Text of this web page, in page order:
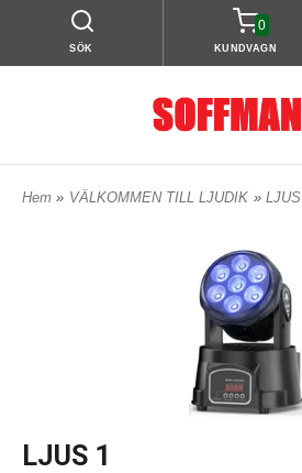
SÖK
0
KUNDVAGN
Hem » VÄLKOMMEN TILL LJUDIK » LJUS
LJUS 1